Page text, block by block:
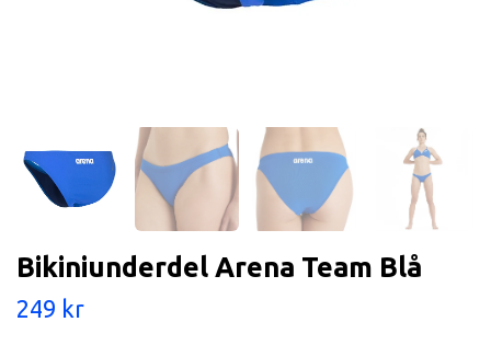
Bikiniunderdel Arena Team Blå
249 kr